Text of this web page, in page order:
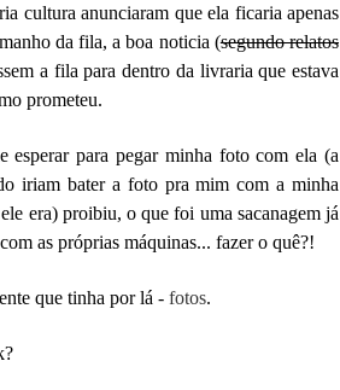
cultura anunciaram que ela ficaria apenas
da fila, a boa noticia (segundo relatos
a fila para dentro da livraria que estava
prometeu.
esperar para pegar minha foto com ela (a
iriam bater a foto pra mim com a minha
era) proibiu, o que foi uma sacanagem já
as próprias máquinas... fazer o quê?!
que tinha por lá - fotos.